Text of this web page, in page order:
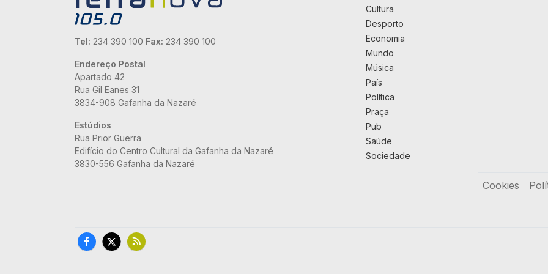
Tel: 234 390 100 Fax: 234 390 100
Endereço Postal
Apartado 42
Rua Gil Eanes 31
3834-908 Gafanha da Nazaré
Estúdios
Rua Prior Guerra
Edifício do Centro Cultural da Gafanha da Nazaré
3830-556 Gafanha da Nazaré
Cultura
Desporto
Economia
Mundo
Música
País
Política
Praça
Pub
Saúde
Sociedade
Cookies